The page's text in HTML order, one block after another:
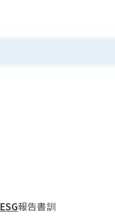
ESG報告書訓